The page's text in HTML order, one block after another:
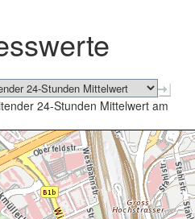
schließen
24-Stunden Mittelwert am